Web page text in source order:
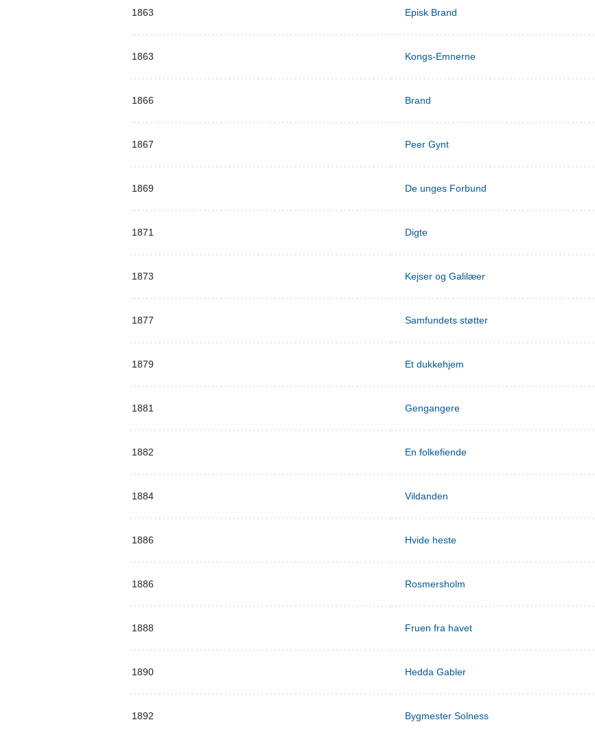
1863 Episk Brand
1863 Kongs-Emnerne
1866 Brand
1867 Peer Gynt
1869 De unges Forbund
1871 Digte
1873 Kejser og Galilæer
1877 Samfundets støtter
1879 Et dukkehjem
1881 Gengangere
1882 En folkefiende
1884 Vildanden
1886 Hvide heste
1886 Rosmersholm
1888 Fruen fra havet
1890 Hedda Gabler
1892 Bygmester Solness